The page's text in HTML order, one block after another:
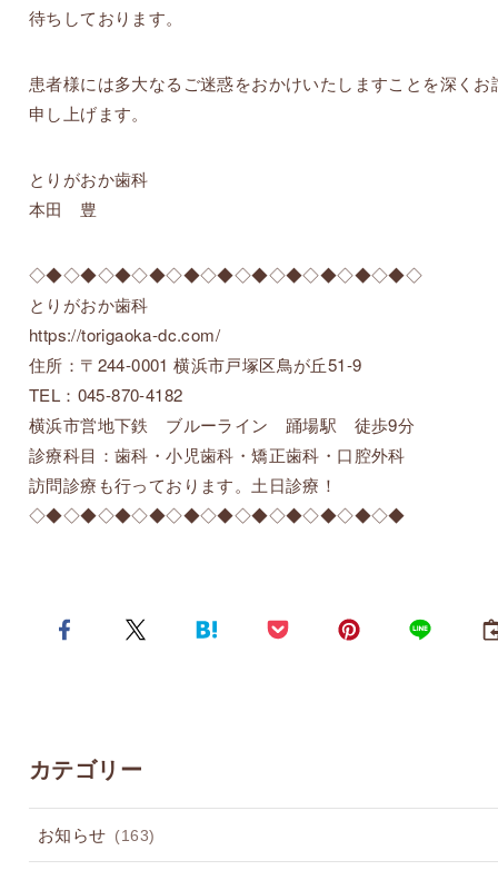
待ちしております。
患者様には多大なるご迷惑をおかけいたしますことを深くお
申し上げます。
とりがおか歯科
本田 豊
◇◆◇◆◇◆◇◆◇◆◇◆◇◆◇◆◇◆◇◆◇◆◇
とりがおか歯科
https://torigaoka-dc.com/
住所：〒244-0001 横浜市戸塚区鳥が丘51-9
TEL：045-870-4182
横浜市営地下鉄 ブルーライン 踊場駅 徒歩9分
診療科目：歯科・小児歯科・矯正歯科・口腔外科
訪問診療も行っております。土日診療！
◇◆◇◆◇◆◇◆◇◆◇◆◇◆◇◆◇◆◇◆◇◆
カテゴリー
お知らせ (163)